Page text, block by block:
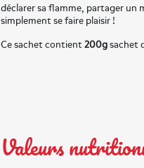
déclarer sa flamme, partager un
simplement se faire plaisir !
Ce sachet contient200gsachet
Valeurs